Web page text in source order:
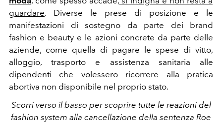
guardare. Diverse le prese di posizione e le
manifestazioni di sostegno da parte dei brand
fashion e beauty e le azioni concrete da parte delle
aziende, come quella di pagare le spese di vitto,
alloggio, trasporto e assistenza sanitaria alle
dipendenti che volessero ricorrere alla pratica
abortiva non disponibile nel proprio stato.
Scorri verso il basso per scoprire tutte le reazioni del
fashion system alla cancellazione della sentenza Roe